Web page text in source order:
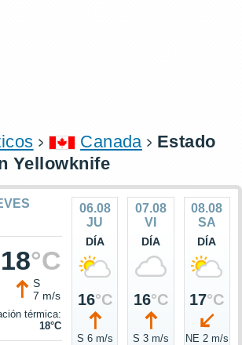
Canada
Estado
Yellowknife
18°C
S
7 m/s
térmica:
18°C
06.08
JU
DÍA
16°C
S 6 m/s
07.08
VI
DÍA
16°C
S 3 m/s
08.08
SA
DÍA
17°C
NE 2 m/s